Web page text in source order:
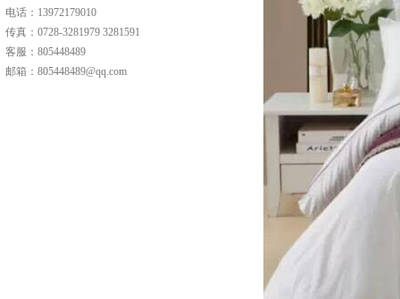
电话：13972179010
传真：0728-3281979 3281591
客服： 805448489
邮箱： 805448489@qq.com